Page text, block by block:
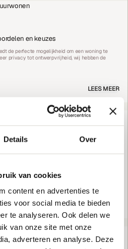
Details Over
van cookies
content en advertenties te
voor social media te bieden
te analyseren. Ook delen we
van onze site met onze
adverteren en analyse. Deze
en keuzes
de perfecte mogelijkheid om een woning te
privacy tot ontwerpvrijheid, wij hebben de
LEES MEER
klassieke charme en hedendaagse luxe
LEES MEER